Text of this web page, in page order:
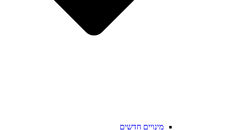
מינויים חדשים